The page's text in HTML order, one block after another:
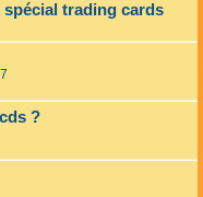
trading cards
?